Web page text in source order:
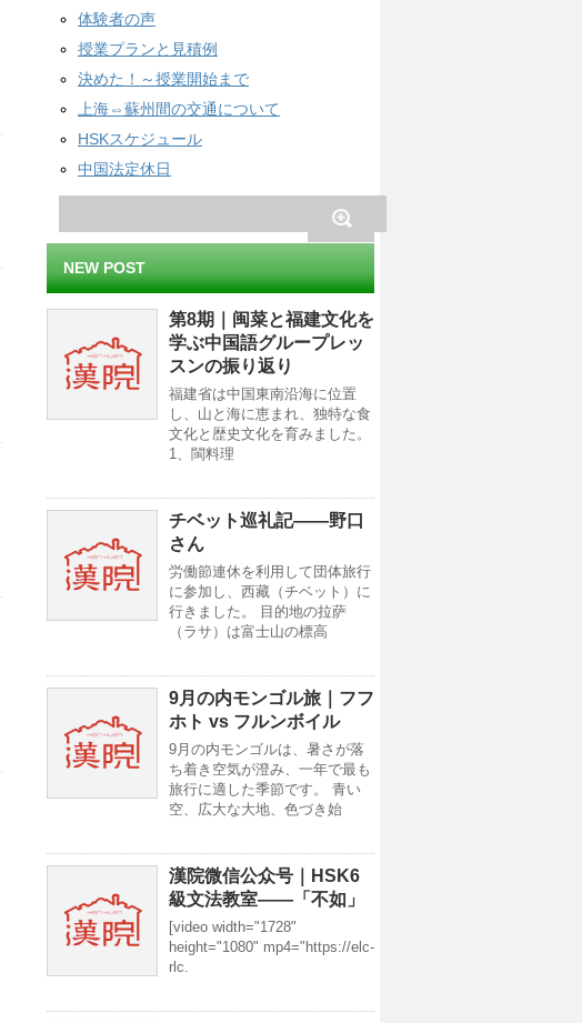
体験者の声
授業プランと見積例
決めた！～授業開始まで
上海⇔蘇州間の交通について
HSKスケジュール
中国法定休日
NEW POST
第8期｜闽菜と福建文化を
学ぶ中国語グループレッ
スンの振り返り
福建省は中国東南沿海に位置
し、山と海に恵まれ、独特な食
文化と歴史文化を育みました。
1、閩料理
チベット巡礼記——野口
さん
労働節連休を利用して団体旅行
に参加し、西藏（チベット）に
行きました。 目的地の拉萨
（ラサ）は富士山の標高
9月の内モンゴル旅｜フフ
ホト vs フルンボイル
9月の内モンゴルは、暑さが落
ち着き空気が澄み、一年で最も
旅行に適した季節です。 青い
空、広大な大地、色づき始
漢院微信公众号｜HSK6
級文法教室——「不如」
[video width="1728"
height="1080" mp4="https://elc-
rlc.